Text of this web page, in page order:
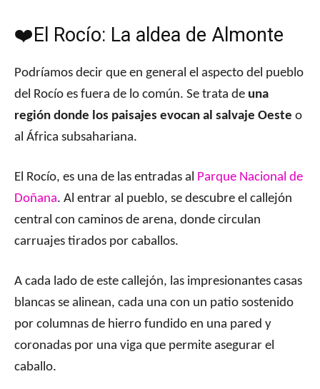
❤️El Rocío: La aldea de Almonte
Podríamos decir que en general el aspecto del pueblo
del Rocío es fuera de lo común. Se trata de una
región donde los paisajes evocan al salvaje Oeste o
al África subsahariana.
El Rocío, es una de las entradas al Parque Nacional de
Doñana. Al entrar al pueblo, se descubre el callejón
central con caminos de arena, donde circulan
carruajes tirados por caballos.
A cada lado de este callejón, las impresionantes casas
blancas se alinean, cada una con un patio sostenido
por columnas de hierro fundido en una pared y
coronadas por una viga que permite asegurar el
caballo.